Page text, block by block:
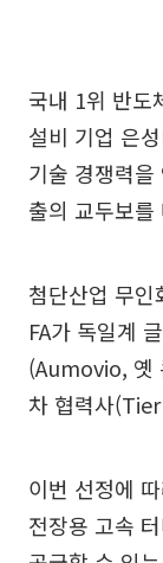
국내 1위 반도
설비 기업 은
기술 경쟁력
출의 교두보를
첨단산업 무
FA가 독일계
(Aumovio, 옛
차 협력사
이번 선정에
전장용 고속